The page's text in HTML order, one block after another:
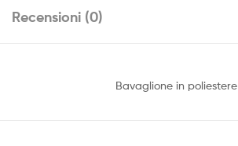
Recensioni (0)
Bavaglione in poliestere